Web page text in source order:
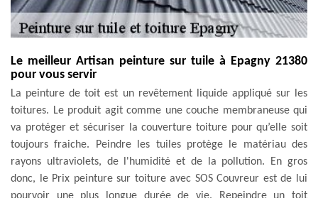
Le meilleur Artisan peinture sur tuile à Epagny 21380
pour vous servir
La peinture de toit est un revêtement liquide appliqué sur les
toitures. Le produit agit comme une couche membraneuse qui
va protéger et sécuriser la couverture toiture pour qu’elle soit
toujours fraiche. Peindre les tuiles protège le matériau des
rayons ultraviolets, de l'humidité et de la pollution. En gros
donc, le Prix peinture sur toiture avec SOS Couvreur est de lui
pourvoir une plus longue durée de vie. Repeindre un toit